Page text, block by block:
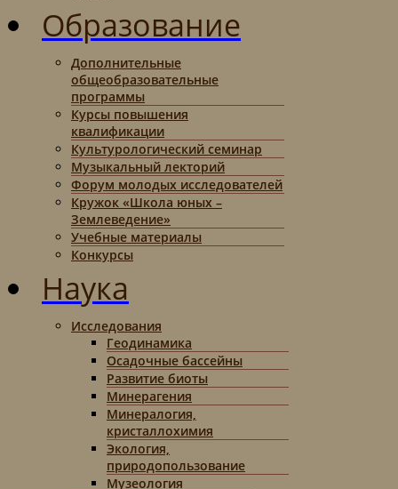
Образование
Дополнительные
общеобразовательные
программы
Курсы повышения
квалификации
Культурологический семинар
Музыкальный лекторий
Форум молодых исследователей
Кружок «Школа юных –
Землеведение»
Учебные материалы
Конкурсы
Наука
Исследования
Геодинамика
Осадочные бассейны
Развитие биоты
Минерагения
Минералогия,
кристаллохимия
Экология,
природопользование
Музеология